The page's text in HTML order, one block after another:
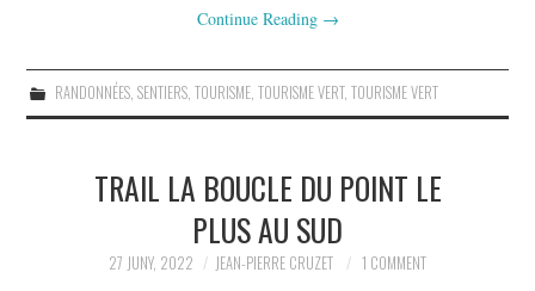
Continue Reading →
RANDONNÉES, SENTIERS, TOURISME, TOURISME VERT, TOURISME VERT
TRAIL LA BOUCLE DU POINT LE
PLUS AU SUD
27 JUNY, 2022 JEAN-PIERRE CRUZET 1 COMMENT